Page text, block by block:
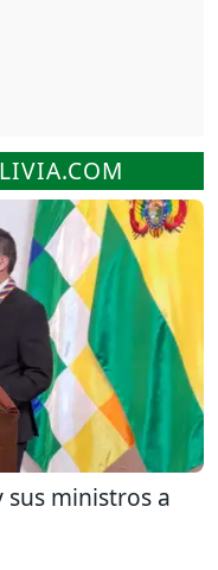
sus ministros a